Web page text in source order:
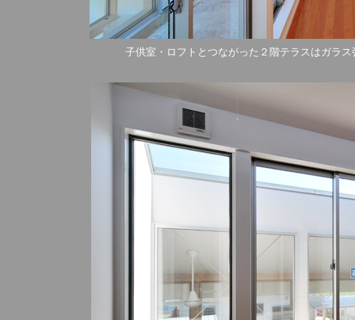
子供室・ロフトとつながった２階テラスはガラ